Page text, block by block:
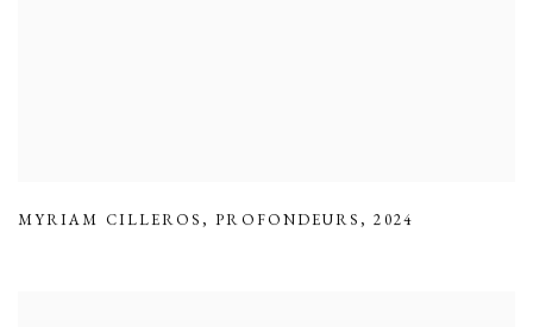
MYRIAM CILLEROS,PROFONDEURS,2024